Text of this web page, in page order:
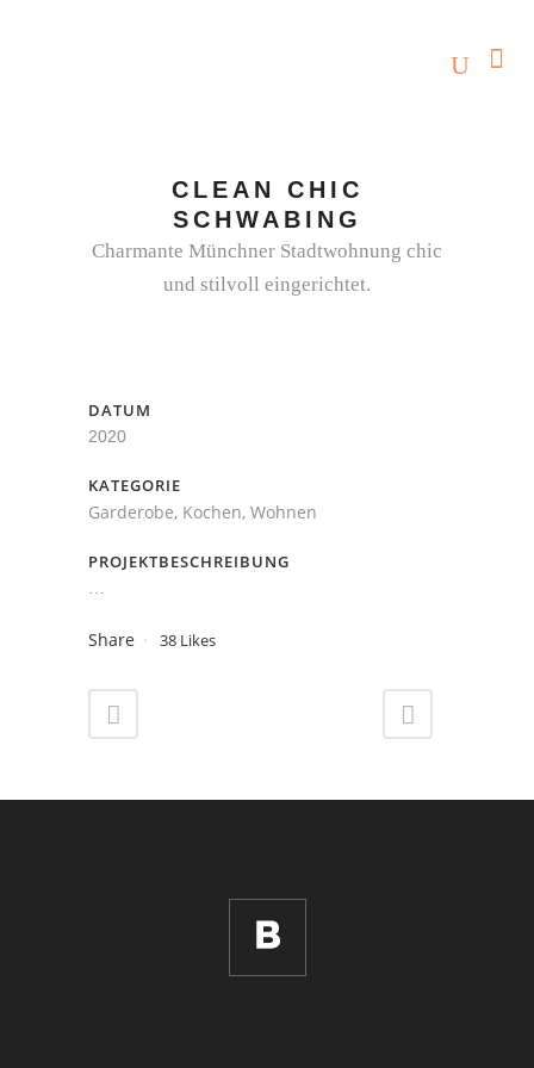
CLEAN CHIC
SCHWABING
Charmante Münchner Stadtwohnung chic
und stilvoll eingerichtet.
DATUM
2020
KATEGORIE
Garderobe, Kochen, Wohnen
PROJEKTBESCHREIBUNG
Share 38 Likes